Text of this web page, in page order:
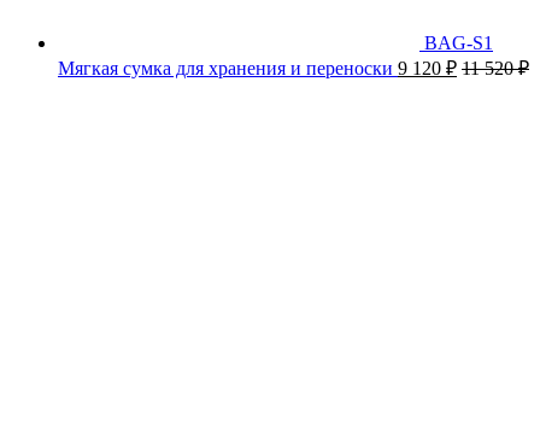
BAG-S1
Мягкая сумка для хранения и переноски 9 120 ₽ 11 520₽